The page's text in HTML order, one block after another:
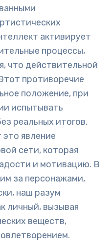
активирует
процессы,
что действительной
противоречие
положение, при
испытывать
реальных итогов.
явление
сети, которая
и мотивацию. В
за персонажами,
наш разум
личный, вызывая
веществ,